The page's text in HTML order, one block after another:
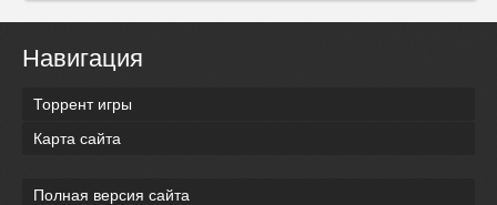
Навигация
Торрент игры
Карта сайта
Полная версия сайта